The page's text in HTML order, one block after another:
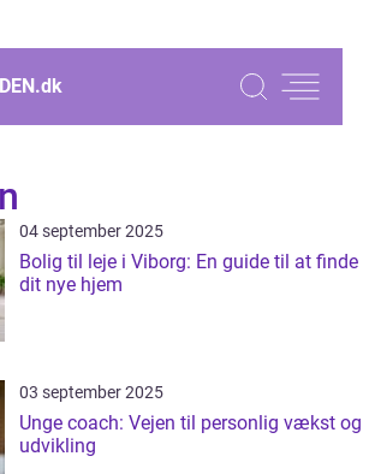
dk
04 september 2025
Bolig til leje i Viborg: En guide til at finde
dit nye hjem
03 september 2025
Unge coach: Vejen til personlig vækst og
udvikling